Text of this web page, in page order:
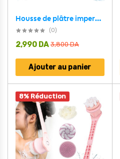
Housse de plâtre imperméable pour la douche protection pour demi jambe adulte – غطاء عازل للمياه للرجل المكسورة
(0)
3,800DA
2,990 DA
Ajouter au panier
8% Réduction